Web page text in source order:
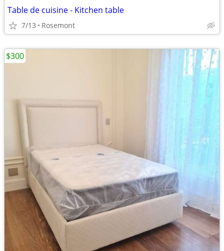
Table de cuisine - Kitchen table
7/13 Rosemont
$300